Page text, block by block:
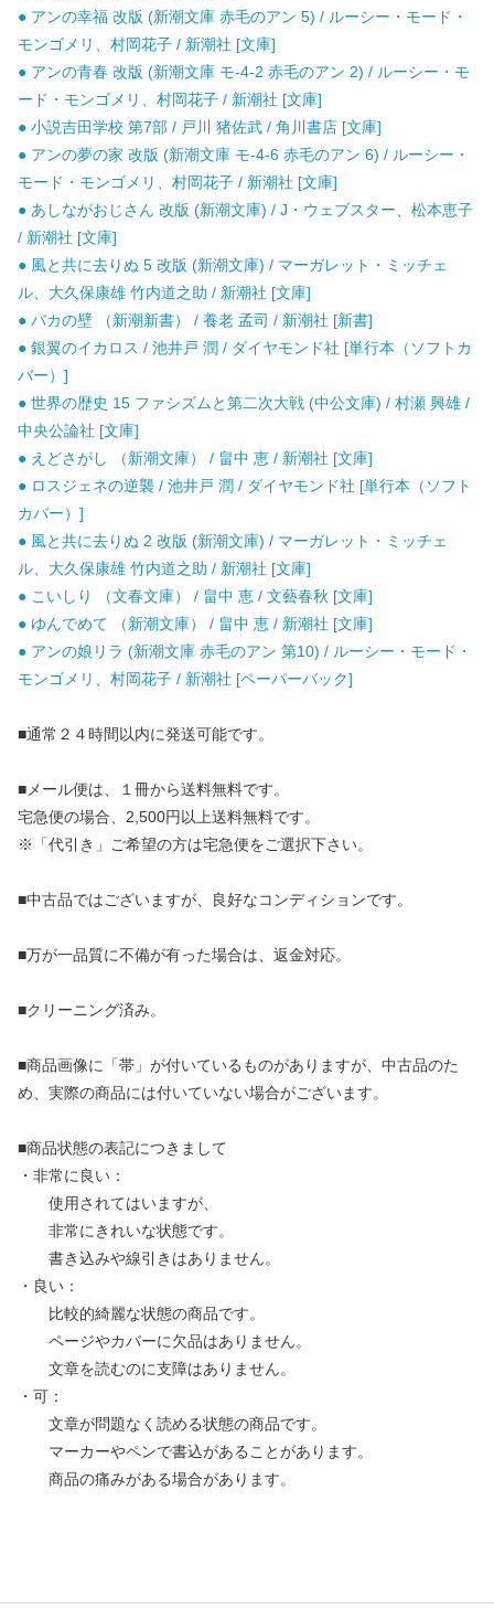
● アンの幸福 改版 (新潮文庫 赤毛のアン 5) / ルーシー・モード・
モンゴメリ、村岡花子 / 新潮社 [文庫]
● アンの青春 改版 (新潮文庫 モ-4-2 赤毛のアン 2) / ルーシー・モ
ード・モンゴメリ、村岡花子 / 新潮社 [文庫]
● 小説吉田学校 第7部 / 戸川 猪佐武 / 角川書店 [文庫]
● アンの夢の家 改版 (新潮文庫 モ-4-6 赤毛のアン 6) / ルーシー・
モード・モンゴメリ、村岡花子 / 新潮社 [文庫]
● あしながおじさん 改版 (新潮文庫) / J・ウェブスター、松本恵子
/ 新潮社 [文庫]
● 風と共に去りぬ 5 改版 (新潮文庫) / マーガレット・ミッチェ
ル、大久保康雄 竹内道之助 / 新潮社 [文庫]
● バカの壁 （新潮新書） / 養老 孟司 / 新潮社 [新書]
● 銀翼のイカロス / 池井戸 潤 / ダイヤモンド社 [単行本（ソフトカ
バー）]
● 世界の歴史 15 ファシズムと第二次大戦 (中公文庫) / 村瀬 興雄 /
中央公論社 [文庫]
● えどさがし （新潮文庫） / 畠中 恵 / 新潮社 [文庫]
● ロスジェネの逆襲 / 池井戸 潤 / ダイヤモンド社 [単行本（ソフト
カバー）]
● 風と共に去りぬ 2 改版 (新潮文庫) / マーガレット・ミッチェ
ル、大久保康雄 竹内道之助 / 新潮社 [文庫]
● こいしり （文春文庫） / 畠中 恵 / 文藝春秋 [文庫]
● ゆんでめて （新潮文庫） / 畠中 恵 / 新潮社 [文庫]
● アンの娘リラ (新潮文庫 赤毛のアン 第10) / ルーシー・モード・
モンゴメリ、村岡花子 / 新潮社 [ペーパーバック]
■通常２４時間以内に発送可能です。
■メール便は、１冊から送料無料です。
宅急便の場合、2,500円以上送料無料です。
※「代引き」ご希望の方は宅急便をご選択下さい。
■中古品ではございますが、良好なコンディションです。
■万が一品質に不備が有った場合は、返金対応。
■クリーニング済み。
■商品画像に「帯」が付いているものがありますが、中古品のた
め、実際の商品には付いていない場合がございます。
■商品状態の表記につきまして
・非常に良い：
使用されてはいますが、
非常にきれいな状態です。
書き込みや線引きはありません。
・良い：
比較的綺麗な状態の商品です。
ページやカバーに欠品はありません。
文章を読むのに支障はありません。
・可：
文章が問題なく読める状態の商品です。
マーカーやペンで書込があることがあります。
商品の痛みがある場合があります。